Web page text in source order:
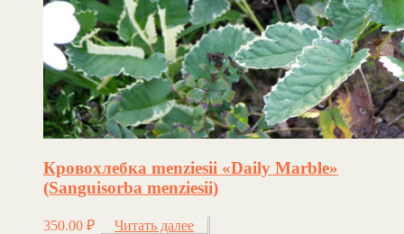
Кровохлебка menziesii «Daily Marble»
(Sanguisorba menziesii)
350.00 ₽ Читать далее